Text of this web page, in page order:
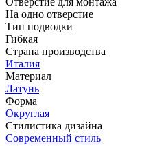
На одно отверстие
Тип подводки
Гибкая
Страна производства
Италия
Материал
Латунь
Форма
Округлая
Стилистика дизайна
Современный стиль